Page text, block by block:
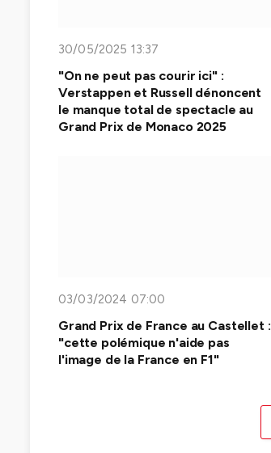
30/05/2025 13:37
"On ne peut pas courir ici" :
Verstappen et Russell dénoncent
le manque total de spectacle au
Grand Prix de Monaco 2025
03/03/2024 07:00
Grand Prix de France au Castellet :
"cette polémique n'aide pas
l'image de la France en F1"